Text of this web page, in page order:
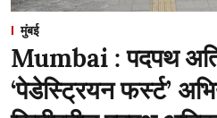
मुंबई
Mumbai : पदपथ
‘पेडेस्ट्रियन फर्स्ट’